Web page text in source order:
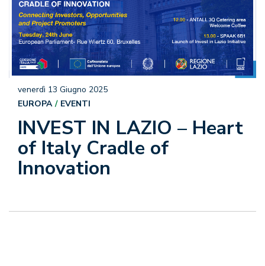
INVEST IN LAZIO – Heart
of Italy Cradle of
Innovation
venerdì 13 Giugno 2025
EUROPA
EVENTI